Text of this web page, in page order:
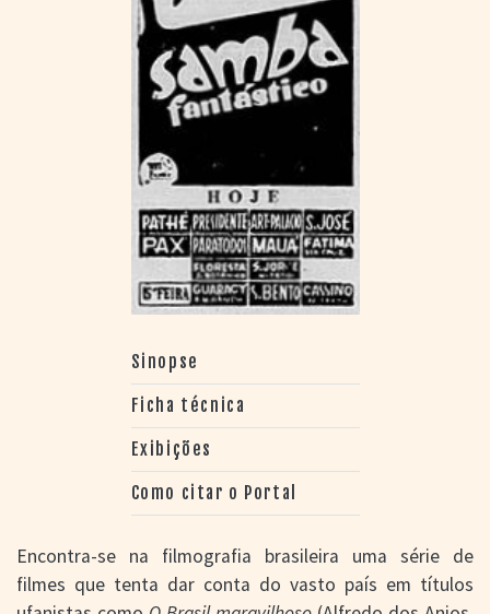
Sinopse
Ficha técnica
Exibições
Como citar o Portal
Encontra-se na filmografia brasileira uma série de
filmes que tenta dar conta do vasto país em títulos